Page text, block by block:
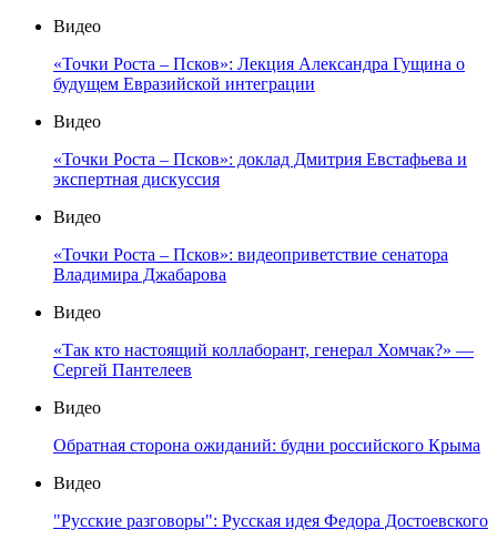
Видео
«Точки Роста – Псков»: Лекция Александра Гущина о
будущем Евразийской интеграции
Видео
«Точки Роста – Псков»: доклад Дмитрия Евстафьева и
экспертная дискуссия
Видео
«Точки Роста – Псков»: видеоприветствие сенатора
Владимира Джабарова
Видео
«Так кто настоящий коллаборант, генерал Хомчак?» —
Сергей Пантелеев
Видео
Обратная сторона ожиданий: будни российского Крыма
Видео
"Русские разговоры": Русская идея Федора Достоевского